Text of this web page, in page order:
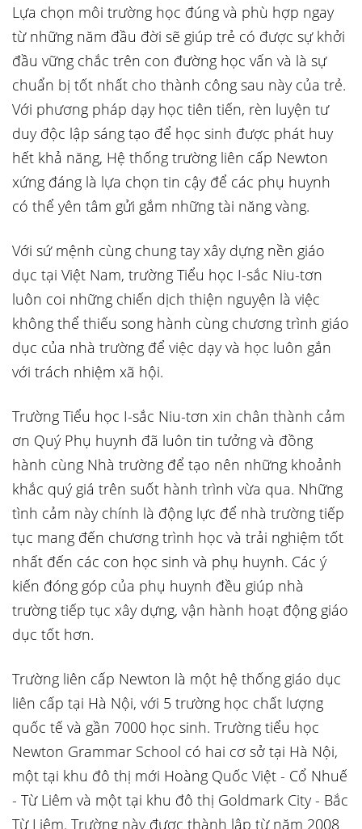
Lựa chọn môi trường học đúng và phù hợp ngay
từ những năm đầu đời sẽ giúp trẻ có được sự khởi
đầu vững chắc trên con đường học vấn và là sự
chuẩn bị tốt nhất cho thành công sau này của trẻ.
Với phương pháp dạy học tiên tiến, rèn luyện tư
duy độc lập sáng tạo để học sinh được phát huy
hết khả năng, Hệ thống trường liên cấp Newton
xứng đáng là lựa chọn tin cậy để các phụ huynh
có thể yên tâm gửi gắm những tài năng vàng.
Với sứ mệnh cùng chung tay xây dựng nền giáo
dục tại Việt Nam, trường Tiểu học I-sắc Niu-tơn
luôn coi những chiến dịch thiện nguyện là việc
không thể thiếu song hành cùng chương trình giáo
dục của nhà trường để việc dạy và học luôn gắn
với trách nhiệm xã hội.
Trường Tiểu học I-sắc Niu-tơn xin chân thành cảm
ơn Quý Phụ huynh đã luôn tin tưởng và đồng
hành cùng Nhà trường để tạo nên những khoảnh
khắc quý giá trên suốt hành trình vừa qua. Những
tình cảm này chính là động lực để nhà trường tiếp
tục mang đến chương trình học và trải nghiệm tốt
nhất đến các con học sinh và phụ huynh. Các ý
kiến đóng góp của phụ huynh đều giúp nhà
trường tiếp tục xây dựng, vận hành hoạt động giáo
dục tốt hơn.
Trường liên cấp Newton là một hệ thống giáo dục
liên cấp tại Hà Nội, với 5 trường học chất lượng
quốc tế và gần 7000 học sinh. Trường tiểu học
Newton Grammar School có hai cơ sở tại Hà Nội,
một tại khu đô thị mới Hoàng Quốc Việt - Cổ Nhuế
- Từ Liêm và một tại khu đô thị Goldmark City - Bắc
Từ Liêm. Trường này được thành lập từ năm 2008